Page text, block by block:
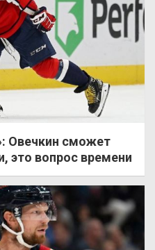
Овечкин сможет
это вопрос времени